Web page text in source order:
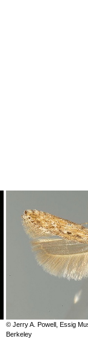
© Jerry A. Powell, Essig
Berkeley